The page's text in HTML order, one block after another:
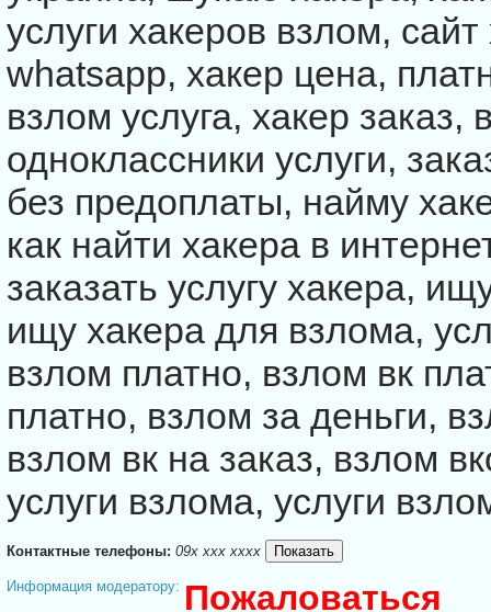
услуги хакеров взлом,
whatsapp, хакер цена,
взлом услуга, хакер заказ,
одноклассники услуги,
без предоплаты, найму
как найти хакера в
заказать услугу хакера,
ищу хакера для взлома,
взлом платно, взлом вк
платно, взлом за деньги,
взлом вк на заказ, взлом
услуги взлома, услуги
Контактные телефоны: 09x xxx xxxx
Информация модератору: Пожаловаться